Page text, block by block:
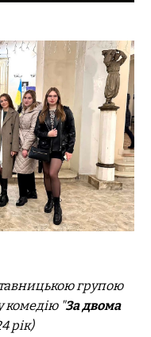
групою
комедію "За двома
рік)